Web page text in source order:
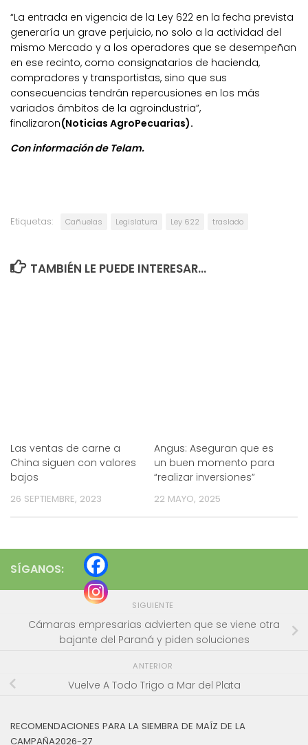
“La entrada en vigencia de la Ley 622 en la fecha prevista
generaría un grave perjuicio, no solo a la actividad del
mismo Mercado y a los operadores que se desempeñan
en ese recinto, como consignatarios de hacienda,
compradores y transportistas, sino que sus
consecuencias tendrán repercusiones en los más
variados ámbitos de la agroindustria”,
finalizaron(Noticias AgroPecuarias).
Con información de Telam.
Etiquetas: Cañuelas Legislatura Ley 622 traslado
TAMBIÉN LE PUEDE INTERESAR...
Las ventas de carne a
China siguen con valores
bajos
26 SEPTIEMBRE, 2023
Angus: Aseguran que es
un buen momento para
“realizar inversiones”
22 MAYO, 2025
SÍGANOS:
SIGUIENTE
Cámaras empresarias advierten que se viene otra
bajante del Paraná y piden soluciones
ANTERIOR
Vuelve A Todo Trigo a Mar del Plata
RECOMENDACIONES PARA LA SIEMBRA DE MAÍZ DE LA
CAMPAÑA2026-27